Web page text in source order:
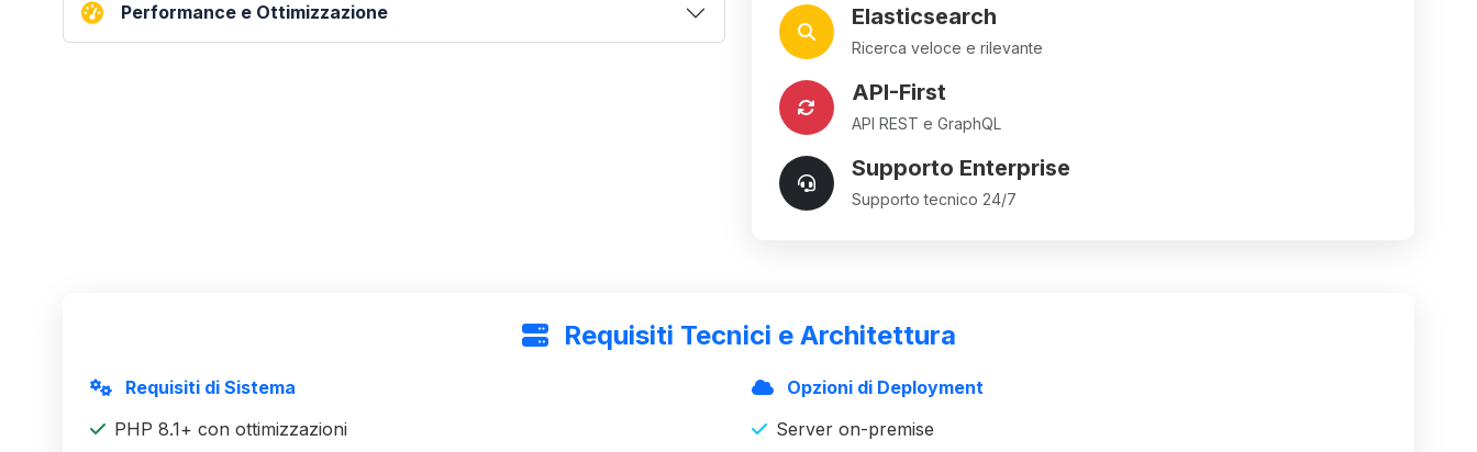
Performance e Ottimizzazione Elasticsearch
Ricerca veloce e rilevante
API-First
API REST e GraphQL
Supporto Enterprise
Supporto tecnico 24/7
Requisiti Tecnici e Architettura
Requisiti di Sistema
PHP 8.1+ con ottimizzazioni
Opzioni di Deployment
Server on-premise